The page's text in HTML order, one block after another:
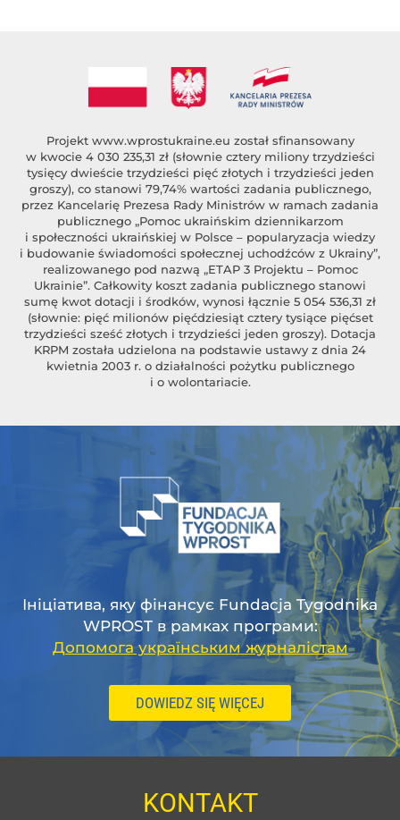
Projekt www.wprostukraine.eu został sfinansowany
w kwocie 4 030 235,31 zł (słownie cztery miliony trzydzieści
tysięcy dwieście trzydzieści pięć złotych i trzydzieści jeden
groszy), co stanowi 79,74% wartości zadania publicznego,
przez Kancelarię Prezesa Rady Ministrów w ramach zadania
publicznego „Pomoc ukraińskim dziennikarzom
i społeczności ukraińskiej w Polsce – popularyzacja wiedzy
i budowanie świadomości społecznej uchodźców z Ukrainy”,
realizowanego pod nazwą „ETAP 3 Projektu – Pomoc
Ukrainie”. Całkowity koszt zadania publicznego stanowi
sumę kwot dotacji i środków, wynosi łącznie 5 054 536,31 zł
(słownie: pięć milionów pięćdziesiąt cztery tysiące pięćset
trzydzieści sześć złotych i trzydzieści jeden groszy). Dotacja
KRPM została udzielona na podstawie ustawy z dnia 24
kwietnia 2003 r. o działalności pożytku publicznego
i o wolontariacie.
Ініціатива, яку фінансує Fundacja Tygodnika
WPROST в рамках програми:
Допомога українським журналістам
DOWIEDZ SIĘ WIĘCEJ
KONTAKT